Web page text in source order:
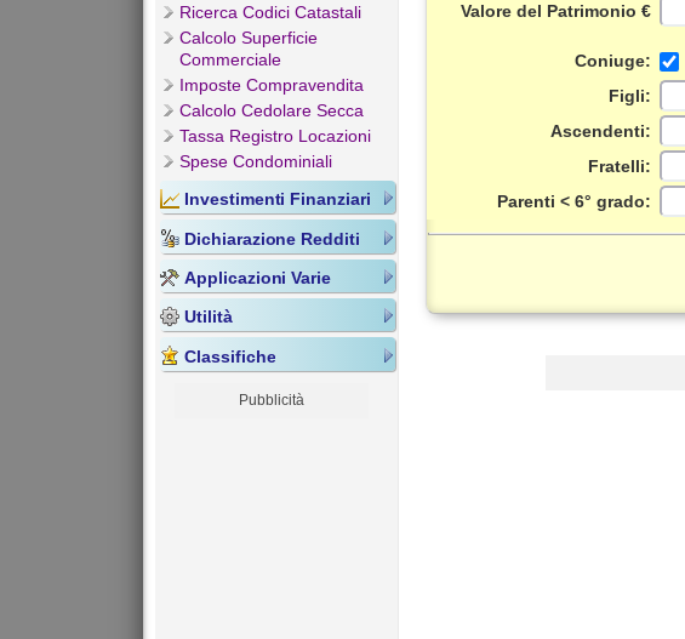
Ricerca Codici Catastali
Calcolo Superficie
Commerciale
Imposte Compravendita
Calcolo Cedolare Secca
Tassa Registro Locazioni
Spese Condominiali
Investimenti Finanziari
Dichiarazione Redditi
Applicazioni Varie
Utilità
Classifiche
Pubblicità
Valore del Patrimonio €
Coniuge:
Figli:
Ascendenti:
Fratelli:
Parenti < 6° grado: